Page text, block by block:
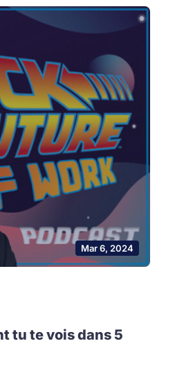
Mar 6, 2024
tu te vois dans 5